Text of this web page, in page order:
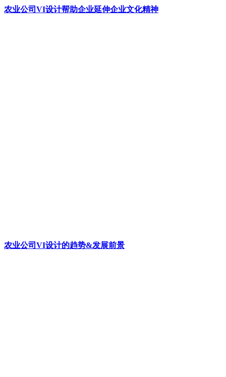
农业公司VI设计帮助企业延伸企业文化精神
农业公司VI设计的趋势&发展前景